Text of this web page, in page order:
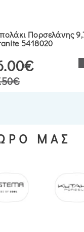
Πορσελάνης
5418020
ΜΑΣ